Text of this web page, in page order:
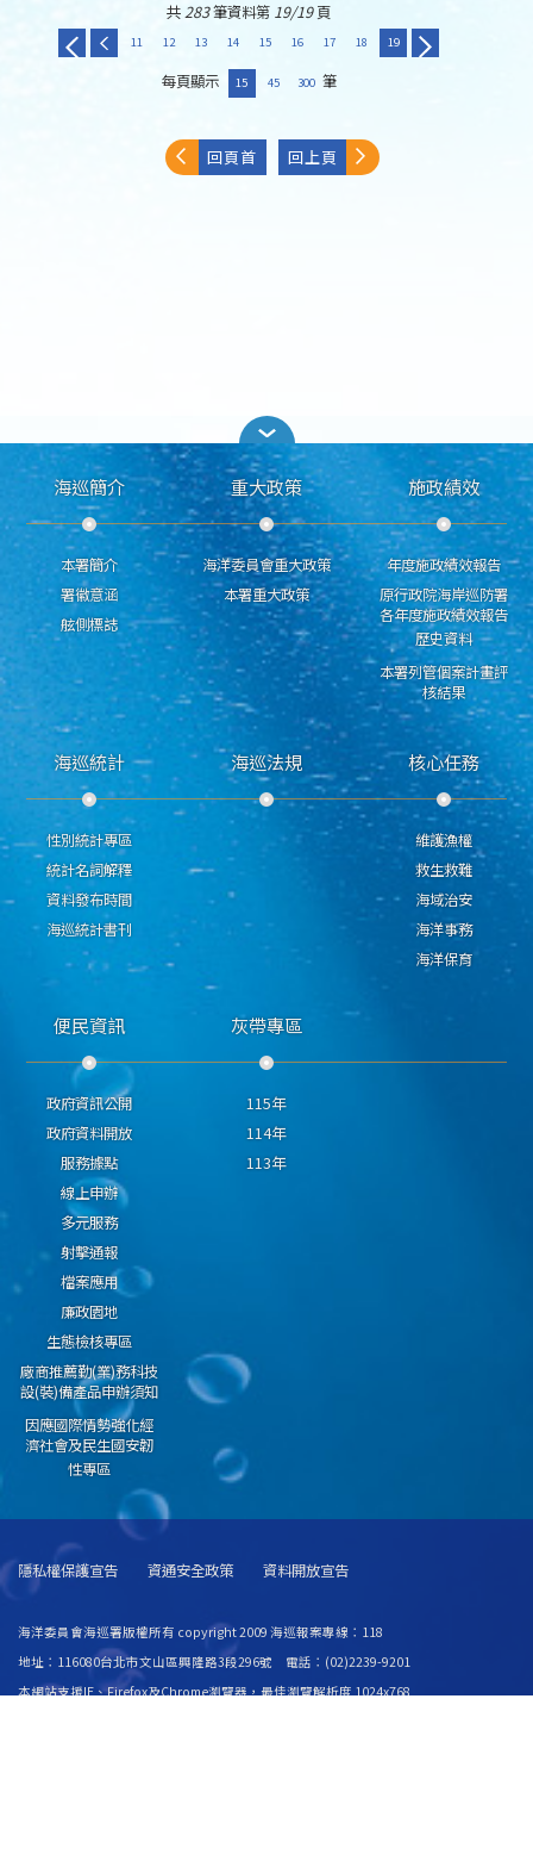
共283筆資料第 19/19頁
11 12 13 14 15 16 17 18 19
每頁顯示 15 45 300 筆
回頁首 回上頁
海巡簡介
本署簡介
署徽意涵
舷側標誌
重大政策
海洋委員會重大政策
本署重大政策
施政績效
年度施政績效報告
原行政院海岸巡防署
各年度施政績效報告
歷史資料
本署列管個案計畫評
核結果
海巡統計
性別統計專區
統計名詞解釋
資料發布時間
海巡統計書刊
海巡法規 核心任務
維護漁權
救生救難
海域治安
海洋事務
海洋保育
便民資訊
政府資訊公開
政府資料開放
服務據點
線上申辦
多元服務
射擊通報
檔案應用
廉政園地
生態檢核專區
廠商推薦勤(業)務科技
設(裝)備產品申辦須知
因應國際情勢強化經
濟社會及民生國安韌
性專區
灰帶專區
115年
114年
113年
隱私權保護宣告 資通安全政策 資料開放宣告
海洋委員會海巡署版權所有 copyright 2009 海巡報案專線：118
地址：116080台北市文山區興隆路3段296號 電話：(02)2239-9201
本網站支援IE、Firefox及Chrome瀏覽器，最佳瀏覽解析度 1024x768